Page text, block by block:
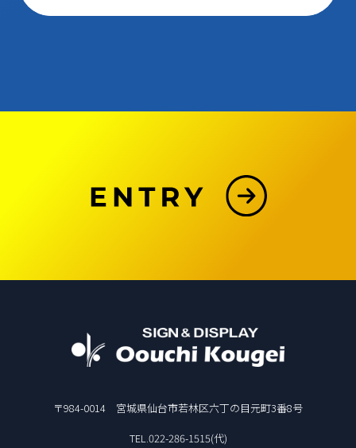
〒984-0014 宮城県仙台市若林区六丁の目元町3番8号
TEL.022-286-1515(代)